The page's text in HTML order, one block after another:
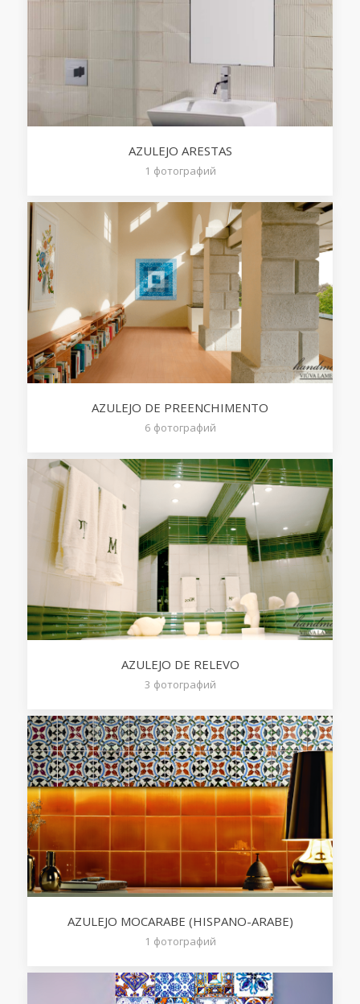
AZULEJO ARESTAS
1 фотографий
AZULEJO DE PREENCHIMENTO
6 фотографий
AZULEJO DE RELEVO
3 фотографий
AZULEJO MOCARABE (HISPANO-ARABE)
1 фотографий